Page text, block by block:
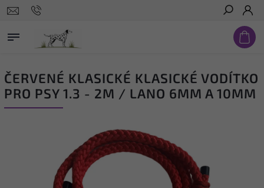
Hledat
ČERVENÉ KLASICKÉ KLASICKÉ VODÍTKO
PRO PSY 1.3 - 2M / LANO 6MM A 10MM